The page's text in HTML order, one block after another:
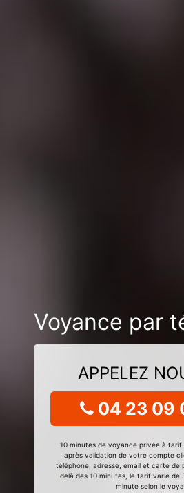
Voyance par
APPELEZ
04 23 09
10 minutes de voyance privée à tarif
après validation de votre compte
téléphone, adresse, email et carte de
delà des 10 minutes, le tarif varie de
minute selon le